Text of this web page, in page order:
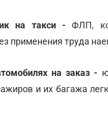
на такси -ФЛП,
применения труда
на заказ -
и их багажа